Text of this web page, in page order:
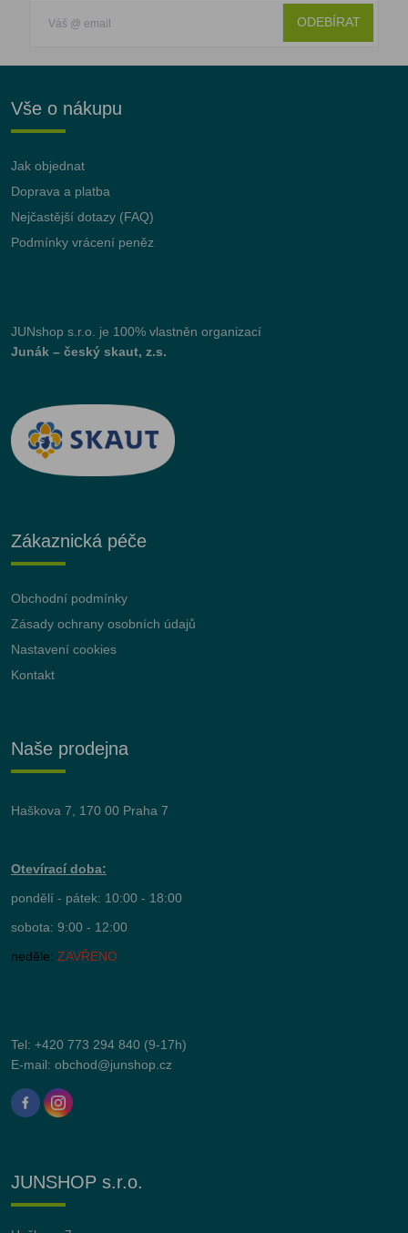
ODEBÍRAT
Vše o nákupu
Jak objednat
Doprava a platba
Nejčastější dotazy (FAQ)
Podmínky vrácení peněz
JUNshop s.r.o.
je 100% vlastněn organizací
Junák – český skaut, z.s.
Zákaznická péče
Obchodní podmínky
Zásady ochrany osobních údajů
Nastavení cookies
Kontakt
Naše prodejna
Haškova 7, 170 00 Praha 7
Otevírací doba:
pondělí - pátek: 10:00 - 18:00
sobota: 9:00 - 12:00
neděle: ZAVŘENO
Tel: +420 773 294 840 (9-17h)
E-mail: obchod@junshop.cz
JUNSHOP s.r.o.